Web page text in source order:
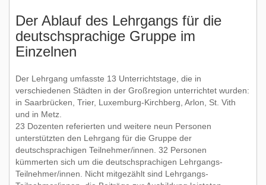
Der Ablauf des Lehrgangs für die
deutschsprachige Gruppe im
Einzelnen
Der Lehrgang umfasste 13 Unterrichtstage, die in
verschiedenen Städten in der Großregion unterrichtet wurden:
in Saarbrücken, Trier, Luxemburg-Kirchberg, Arlon, St. Vith
und in Metz.
23 Dozenten referierten und weitere neun Personen
unterstützten den Lehrgang für die Gruppe der
deutschsprachigen Teilnehmer/innen. 32 Personen
kümmerten sich um die deutschsprachigen Lehrgangs-
Teilnehmer/innen. Nicht mitgezählt sind Lehrgangs-